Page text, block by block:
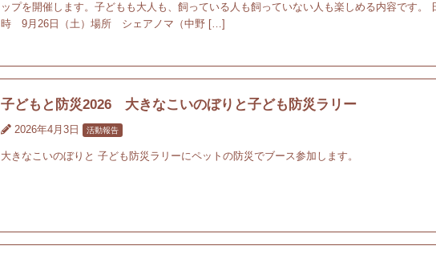
ップを開催します。子どもも大人も、飼っている人も飼っていない人も楽しめる内容です。
時 9月26日（土）場所 シェアノマ（中野 […]
子どもと防災2026 大きなこいのぼりと子ども防災ラリー
2026年4月3日 活動報告
大きなこいのぼりと 子ども防災ラリーにペットの防災でブース参加します。